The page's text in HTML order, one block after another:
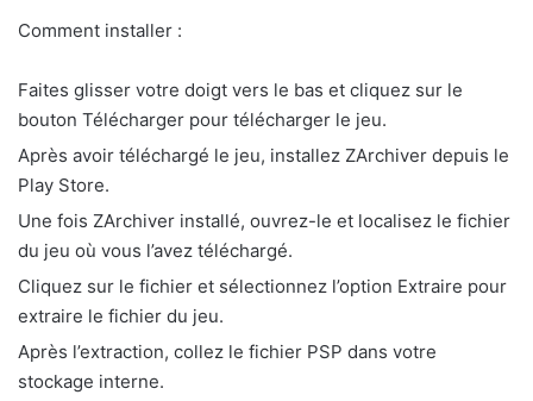
Comment installer :
Faites glisser votre doigt vers le bas et cliquez sur le
bouton Télécharger pour télécharger le jeu.
Après avoir téléchargé le jeu, installez ZArchiver depuis le
Play Store.
Une fois ZArchiver installé, ouvrez-le et localisez le fichier
du jeu où vous l’avez téléchargé.
Cliquez sur le fichier et sélectionnez l’option Extraire pour
extraire le fichier du jeu.
Après l’extraction, collez le fichier PSP dans votre
stockage interne.